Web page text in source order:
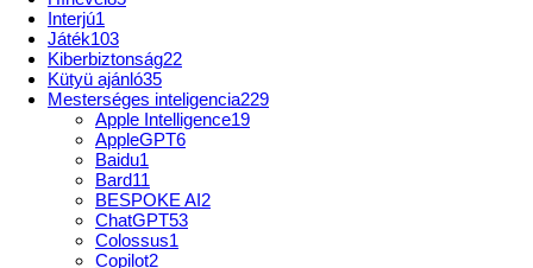
Interjú1
Játék103
Kiberbiztonság22
Kütyü ajánló35
Mesterséges inteligencia229
Apple Intelligence19
AppleGPT6
Baidu1
Bard11
BESPOKE AI2
ChatGPT53
Colossus1
Copilot2